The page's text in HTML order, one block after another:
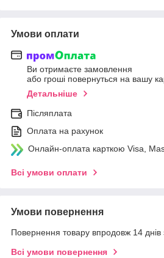
Умови оплати
Ви отримаєте замовлення
або гроші повернуться на вашу
Детальніше
Післяплата
Оплата на рахунок
Онлайн-оплата карткою Visa,
Всі умови оплати
Умови повернення
Повернення товару впродовж 14 днів
Всі умови повернення